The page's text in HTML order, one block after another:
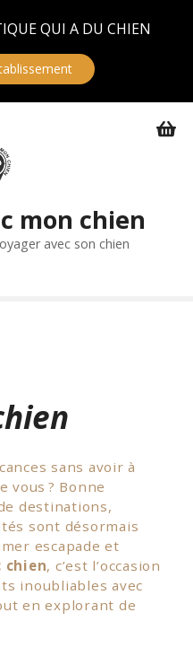
QUI A DU CHIEN
mon chien
avec son chien
sans avoir à
vous ? Bonne
destinations,
sont désormais
escapade et
chien, c’est l’occasion
inoubliables avec
en explorant de